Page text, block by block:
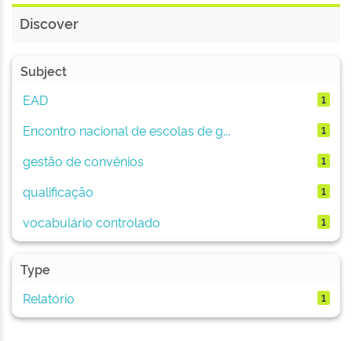
Discover
Subject
EAD
1
Encontro nacional de escolas de g... 1
gestão de convênios 1
qualificação 1
vocabulário controlado 1
Type
Relatório
1